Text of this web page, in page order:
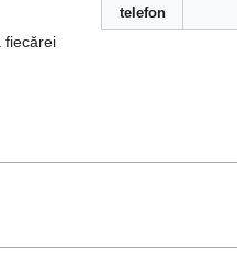
telefon
fiecărei